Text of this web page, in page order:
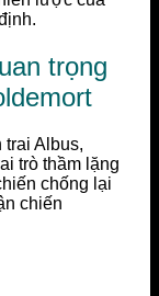
trọng
trai Albus,
trò thầm lặng
chống lại
chiến